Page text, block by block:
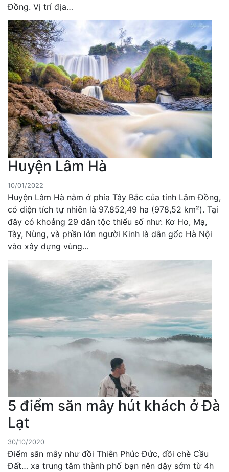
Đồng. Vị trí địa…
Huyện Lâm Hà
10/01/2022
Huyện Lâm Hà nằm ở phía Tây Bắc của tỉnh Lâm Đồng,
có diện tích tự nhiên là 97.852,49 ha (978,52 km²). Tại
đây có khoảng 29 dân tộc thiểu số như: Kơ Ho, Mạ,
Tày, Nùng, và phần lớn người Kinh là dân gốc Hà Nội
vào xây dựng vùng…
5 điểm săn mây hút khách ở Đà
Lạt
30/10/2020
Điểm săn mây như đồi Thiên Phúc Đức, đồi chè Cầu
Đất… xa trung tâm thành phố bạn nên dậy sớm từ 4h